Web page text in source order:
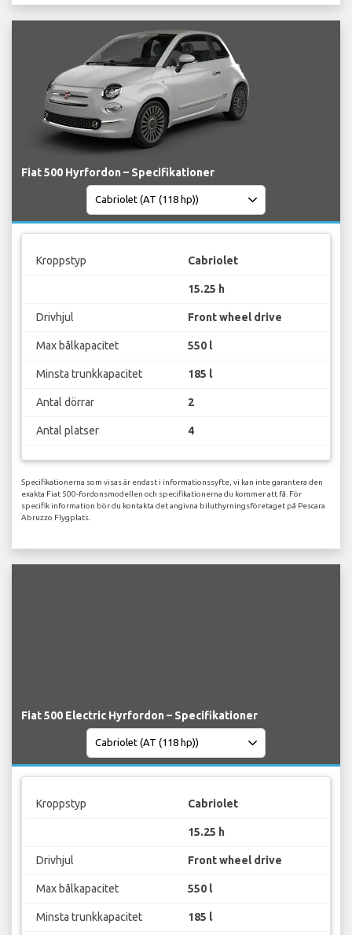
Fiat 500 Hyrfordon – Specifikationer
Kroppstyp Cabriolet
15.25 h
Drivhjul Front wheel drive
Max bålkapacitet 550 l
Minsta trunkkapacitet 185 l
Antal dörrar 2
Antal platser 4
Specifikationerna som visas är endast i informationssyfte, vi kan inte garantera den
exakta Fiat 500-fordonsmodellen och specifikationerna du kommer att få. För
specifik information bör du kontakta det angivna biluthyrningsföretaget på Pescara
Abruzzo Flygplats.
Fiat 500 Electric Hyrfordon – Specifikationer
Kroppstyp Cabriolet
15.25 h
Drivhjul Front wheel drive
Max bålkapacitet 550 l
Minsta trunkkapacitet 185 l